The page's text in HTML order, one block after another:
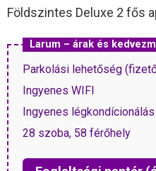
Földszintes Deluxe 2 fős
Larum – árak és
Parkolási lehetőség
Ingyenes WIFI
Ingyenes légkondícionálás
28 szoba, 58 férőhely